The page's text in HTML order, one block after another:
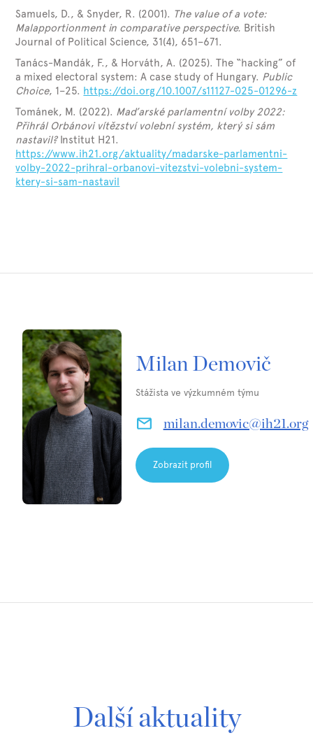
Samuels, D., & Snyder, R. (2001). The value of a vote:
Malapportionment in comparative perspective. British
Journal of Political Science, 31(4), 651–671.
Tanács-Mandák, F., & Horváth, A. (2025). The “hacking” of
a mixed electoral system: A case study of Hungary. Public
Choice, 1–25. https://doi.org/10.1007/s11127-025-01296-z
Tománek, M. (2022). Maďarské parlamentní volby 2022:
Přihrál Orbánovi vítězství volební systém, který si sám
nastavil?Institut H21.
https://www.ih21.org/aktuality/madarske-parlamentni-
volby-2022-prihral-orbanovi-vitezstvi-volebni-system-
ktery-si-sam-nastavil
Milan Demovič
Stážista ve výzkumném týmu
milan.demovic@ih21.org
Zobrazit profil
Další aktuality